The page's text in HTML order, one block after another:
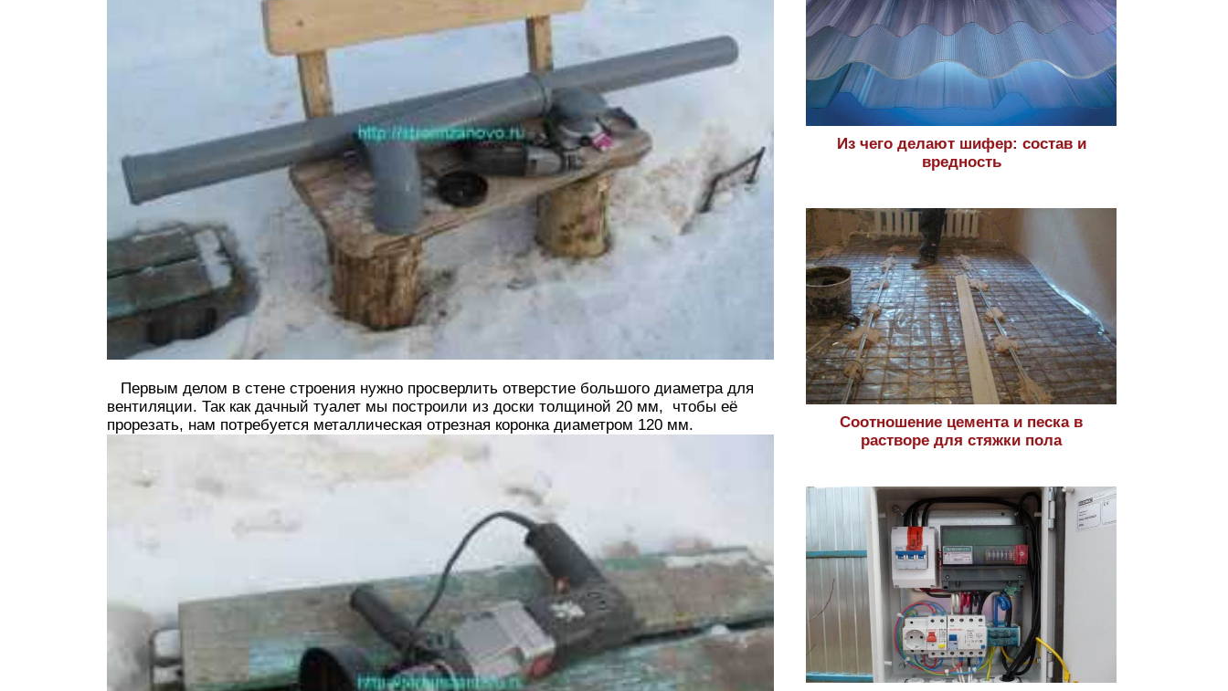
Первым делом в стене строения нужно просверлить отверстие большого диаметра для
вентиляции. Так как дачный туалет мы построили из доски толщиной 20 мм, чтобы её
прорезать, нам потребуется металлическая отрезная коронка диаметром 120 мм.
Из чего делают шифер: состав и
вредность
Соотношение цемента и песка в
растворе для стяжки пола